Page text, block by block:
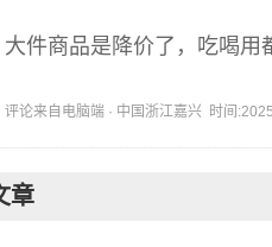
大件商品是降价了，吃喝用
评论来自电脑端 · 中国浙江嘉兴 时间
章